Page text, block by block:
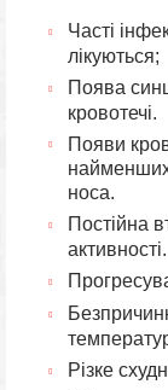
Часті
лікуються;
Поява
кровотечі.
Появи
найменших
носа.
Постійна
активності.
Різке